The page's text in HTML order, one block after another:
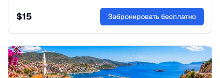
турецкой культуры и подарить вашему телу и
душе глубокое расслабление.
$15 Забронировать бесплатно